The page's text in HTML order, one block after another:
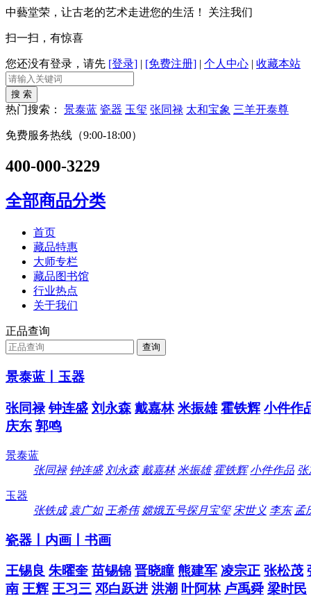
中藝堂荣，让古老的艺术走进您的生活！ 关注我们
扫一扫，有惊喜
您还没有登录，请先 [登录] | [免费注册] | 个人中心 | 收藏本站
热门搜索： 景泰蓝 瓷器 玉玺 张同禄 太和宝象 三羊开泰尊
免费服务热线（9:00-18:00）
400-000-3229
全部商品分类
首页
藏品特惠
大师专栏
藏品图书馆
行业热点
关于我们
正品查询
景泰蓝丨玉器
张同禄 钟连盛 刘永森 戴嘉林 米振雄 霍铁辉 小件作
庆东 郭鸣
景泰蓝
张同禄 钟连盛 刘永森 戴嘉林 米振雄 霍铁辉 小件作品 张
玉器
张铁成 袁广如 王希伟 嫦娥五号探月宝玺 宋世义 李东 孟
瓷器丨内画丨书画
王锡良 朱曜奎 苗锡锦 晋晓瞳 熊建军 凌宗正 张松茂
南 王辉 王习三 邓白跃进 洪潮 叶阿林 卢禹舜 梁时民